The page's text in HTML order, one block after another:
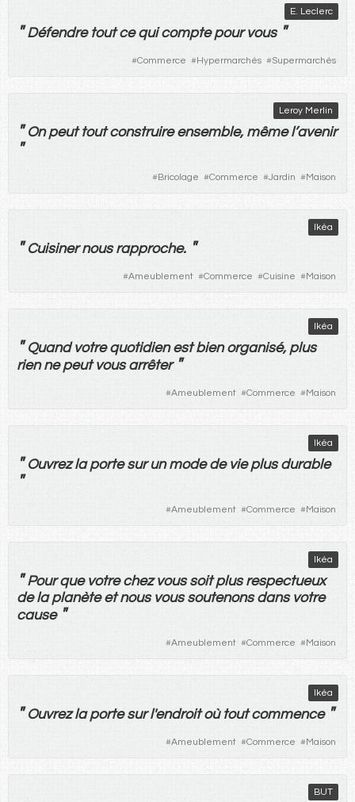
E. Leclerc
" Défendre tout ce qui compte pour vous "
#Commerce #Hypermarchés #Supermarchés
Leroy Merlin
" On peut tout construire ensemble, mêmel’avenir
"
#Bricolage #Commerce #Jardin #Maison
Ikéa
" Cuisiner nous rapproche. "
#Ameublement #Commerce #Cuisine #Maison
Ikéa
" Quand votre quotidien est bien organisé, plus
rien ne peut vous arrêter "
#Ameublement #Commerce #Maison
Ikéa
" Ouvrez la porte sur un mode de vie plus durable
"
#Ameublement #Commerce #Maison
Ikéa
" Pour que votre chez voussoitplus respectueux
de la planète et nous vous soutenons dans votre
cause "
#Ameublement #Commerce #Maison
Ikéa
" Ouvrez la porte surl'endroit où tout commence "
#Ameublement #Commerce #Maison
BUT